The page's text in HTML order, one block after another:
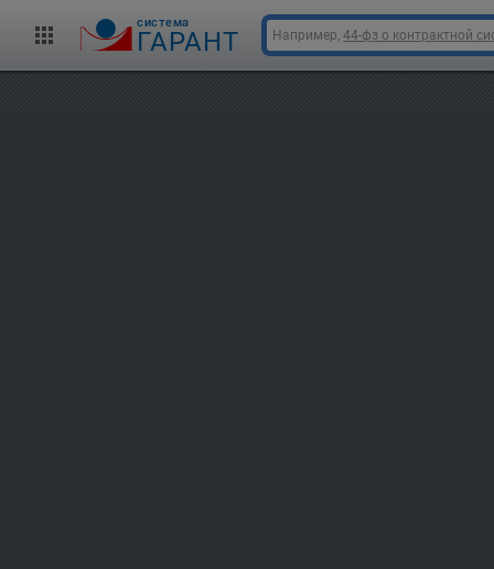
cистема
ГАРАНТ Например, 44-фз о контрактной